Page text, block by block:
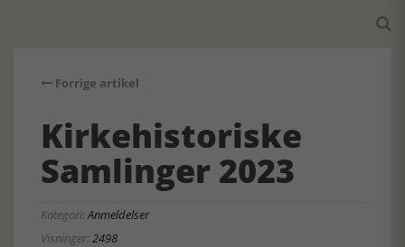

Forrige artikel
Kirkehistoriske
Samlinger 2023
Kategori:Anmeldelser
Visninger:2498